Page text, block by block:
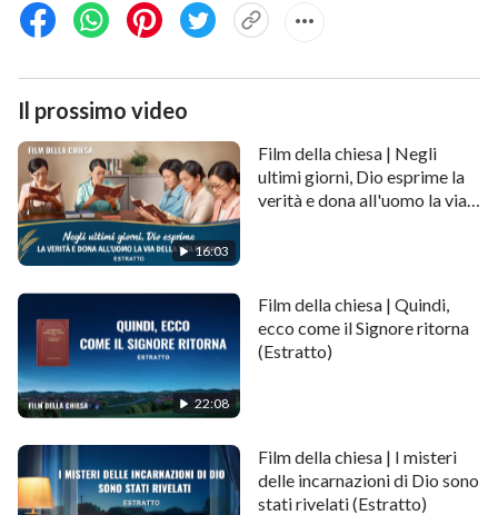
corrisponde ai fatti dell'opera di Dio? Dio darà
certamente all'uomo la rivelazione, quando Egli Si farà
carne? Dio Onnipotente dice: "L'uomo non esamina
l'opera nuova di Dio con cura né la accetta con umiltà;
piuttosto, assume un atteggiamento di disprezzo,
aspettando le rivelazioni e la guida di Dio. Non è
questo il comportamento di un uomo che si ribella e si
oppone a Dio Questi uomini come possono ottenere
l'approvazione di Dio?"(La Parola appare nella carne)
"Film evangelici" ti consiglia gli altri film
meravigliosi in italiano:
Film cristiano completo 2018 – Conoscere Dio
incarnato “Il mistero della pietà: La seconda parte”
Il prossimo video
16:03
Film della chiesa | Negli
ultimi giorni, Dio esprime la
verità e dona all'uomo la via
22:08
Film della chiesa | Quindi,
ecco come il Signore ritorna
(Estratto)
Film della chiesa | I misteri
delle incarnazioni di Dio sono
stati rivelati (Estratto)